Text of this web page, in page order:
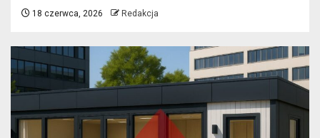
18 czerwca, 2026 Redakcja